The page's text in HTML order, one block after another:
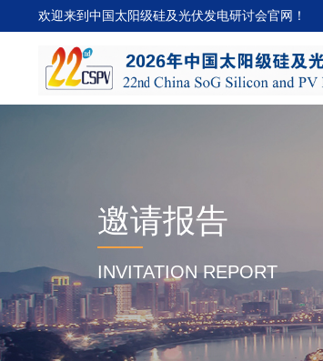
欢迎来到中国太阳级硅及光伏发电研讨会官网！
邀请报告
INVITATION REPORT